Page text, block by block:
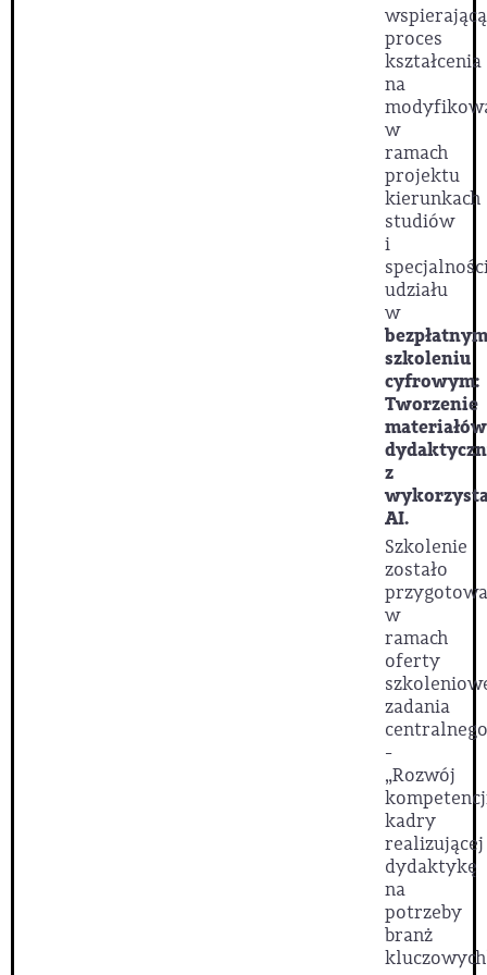
wspierającą
proces
kształcenia
na
w
ramach
projektu
kierunkach
studiów
i
udziału
w
bezpłatnym
szkoleniu
cyfrowym:
Tworzenie
materiałów
z
AI.
Szkolenie
zostało
w
ramach
oferty
zadania
-
„Rozwój
kadry
realizującej
dydaktykę
na
potrzeby
branż